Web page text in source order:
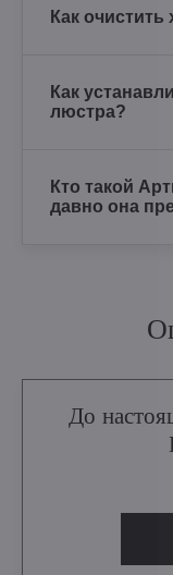
Как
Как
люстра?
Кто такой
давно она
До